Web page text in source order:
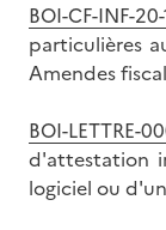
BOI-CF-INF-
particulières
Amendes
BOI-LETTRE-
d'attestation
logiciel ou